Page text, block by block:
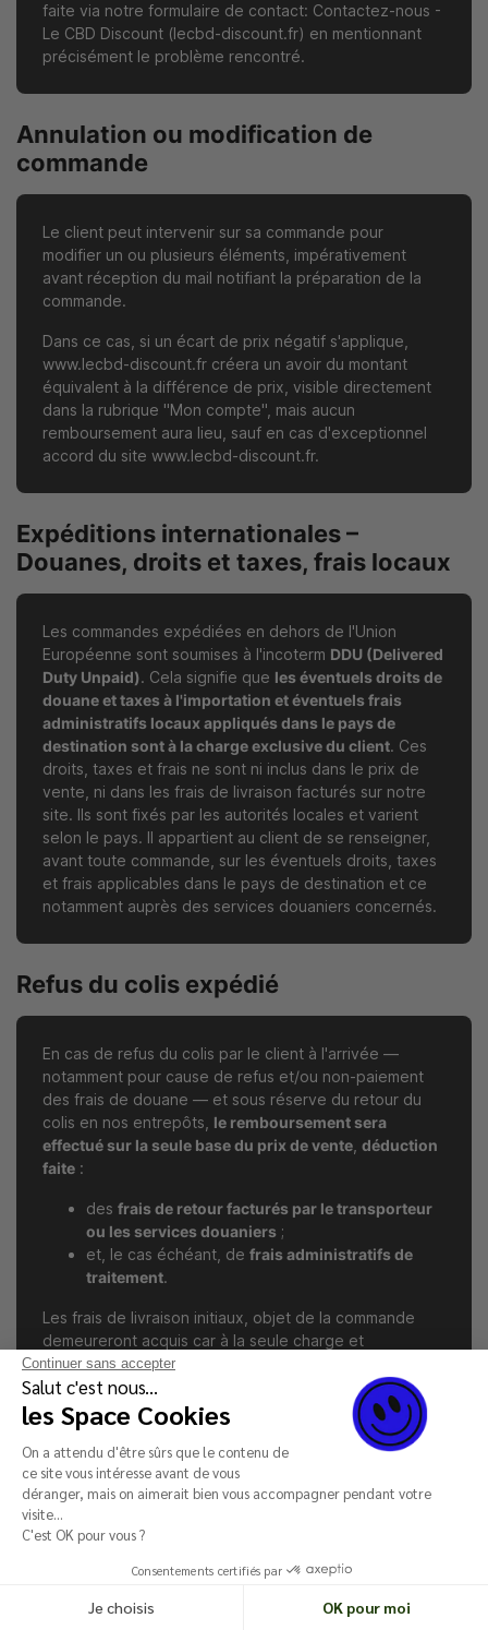
Continuer sans accepter
Salut c'est nous...
les Space Cookies
On a attendu d'être sûrs que le contenu de
ce site vous intéresse avant de vous
déranger, mais on aimerait bien vous accompagner pendant votre
visite...
C'est OK pour vous ?
Consentements certifiés par
Je choisis OK pour moi
faite via notre formulaire de contact: Contactez-nous -
Le CBD Discount (lecbd-discount.fr) en mentionnant
précisément le problème rencontré.
Annulation ou modification de
commande
Le client peut intervenir sur sa commande pour
modifier un ou plusieurs éléments, impérativement
avant réception du mail notifiant la préparation de la
commande.
Dans ce cas, si un écart de prix négatif s'applique,
www.lecbd-discount.fr créera un avoir du montant
équivalent à la différence de prix, visible directement
dans la rubrique "Mon compte", mais aucun
remboursement aura lieu, sauf en cas d'exceptionnel
accord du site www.lecbd-discount.fr.
Expéditions internationales –
Douanes, droits et taxes, frais locaux
Les commandes expédiées en dehors de l'Union
Européenne sont soumises à l'incoterm DDU (Delivered
Duty Unpaid). Cela signifie que les éventuels droits de
douane et taxes à l'importation et éventuels frais
administratifs locaux appliqués dans le pays de
destination sont à la charge exclusive du client. Ces
droits, taxes et frais ne sont ni inclus dans le prix de
vente, ni dans les frais de livraison facturés sur notre
site. Ils sont fixés par les autorités locales et varient
selon le pays. Il appartient au client de se renseigner,
avant toute commande, sur les éventuels droits, taxes
et frais applicables dans le pays de destination et ce
notamment auprès des services douaniers concernés.
Refus du colis expédié
En cas de refus du colis par le client à l'arrivée —
notamment pour cause de refus et/ou non-paiement
des frais de douane — et sous réserve du retour du
colis en nos entrepôts, le remboursement sera
effectué sur la seule base du prix de vente déduction
faite :
des frais de retour facturés par le transporteur
ou les services douaniers ;
et, le cas échéant, de frais administratifs de
traitement.
Les frais de livraison initiaux, objet de la commande
demeureront acquis car à la seule charge et
responsabilité du client;
Aucun remboursement ne pourra être effectué tant
que le colis ne nous a pas été retourné. Si le colis est
abandonné ou détruit par les services douaniers du
pays de destination,aucun remboursement ne sera
possible.
Garantie des produits